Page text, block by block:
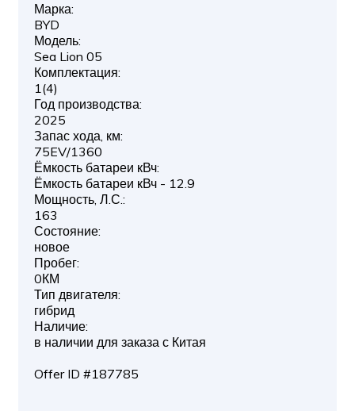
Марка:
BYD
Модель:
Sea Lion 05
Комплектация:
1(4)
Год производства:
2025
Запас хода, км:
75EV/1360
Ёмкость батареи кВч:
Ёмкость батареи кВч - 12.9
Мощность, Л.С.:
163
Состояние:
новое
Пробег:
0КМ
Тип двигателя:
гибрид
Наличие:
в наличии для заказа с Китая
Offer ID #187785